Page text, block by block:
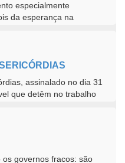
especialmente
da esperança na
assinalado no dia 31
que detêm no trabalho
governos fracos: são